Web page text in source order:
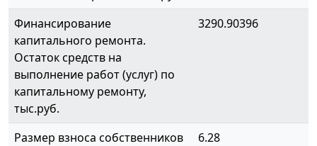
Финансирование
капитального ремонта.
Остаток средств на
выполнение работ (услуг) по
капитальному ремонту,
тыс.руб.
3290.90396
Размер взноса собственников
6.28